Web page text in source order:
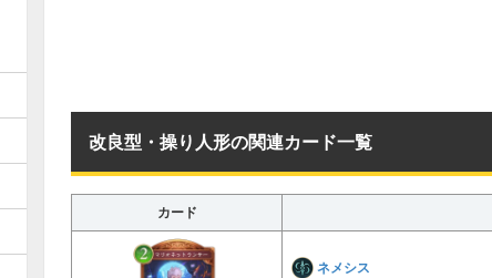
改良型・操り人形の関連カード一覧
カード
ネメシス